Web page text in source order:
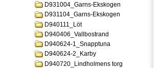
D931004_Garns-Ekskogen
D931104_Garns-Ekskogen
D940111_Löt
D940406_Vallbostrand
D940624-1_Snapptuna
D940624-2_Karby
D940720_Lindholmens torg